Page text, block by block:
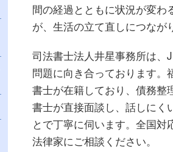
間の経過とともに状況が変わ
が、生活の立て直しにつなが
司法書士法人井星事務所は、
問題に向き合っております
書士が在籍しており、債務整
書士が直接面談し、話しにく
とで丁寧に伺います。全国
法律家にご相談ください。